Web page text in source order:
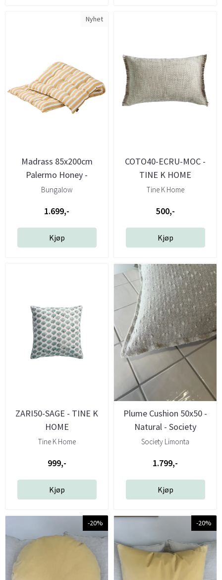
Nyhet
Madrass 85x200cm
Palermo Honey -
Bungalow
Bungalow
1.699,-
Kjøp
COTO40-ECRU-MOC -
TINE K HOME
Tine K Home
500,-
Kjøp
ZARI50-SAGE - TINE K
HOME
Tine K Home
999,-
Kjøp
Plume Cushion 50x50 -
Natural - Society
Society Limonta
1.799,-
Kjøp
-20% -20%